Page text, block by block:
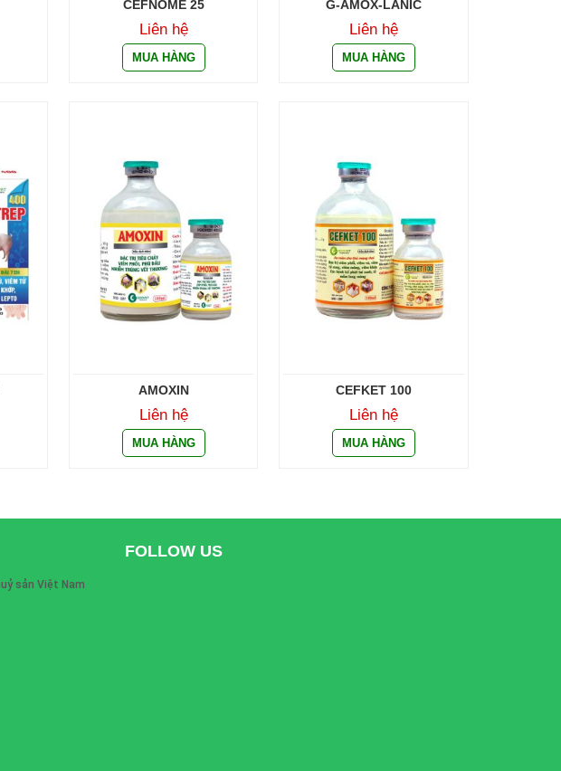
CEFNOME 25
Liên hệ
G-AMOX-LANIC
Liên hệ
AMOXIN
Liên hệ
CEFKET 100
Liên hệ
FOLLOW US